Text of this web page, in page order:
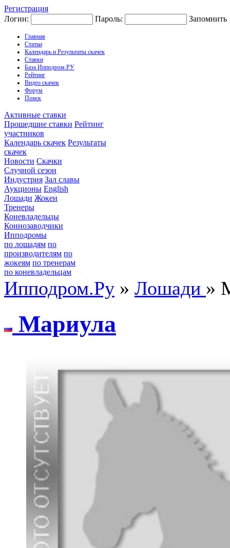
Регистрация
Логин:
Пароль: Запомнить
Главная
Статьи
Календарь и Результаты скачек
Ставки
База Ипподром.РУ
Рейтинг
Видео скачек
Форум
Поиск
Активные ставки
Прошедшие ставки Рейтинг
участников
Календарь скачек Результаты
скачек
Новости Скачки
Случной сезон
Индустрия Зал славы
Аукционы English
Лошади Жокеи
Тренеры
Коневладельцы
Коннозаводчики
Ипподромы
по лошадям по
производителям по
жокеям по тренерам
по коневладельцам
Ипподром.Ру » Лошади »
Мapиулa